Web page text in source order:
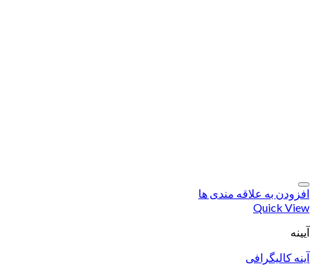
افزودن به علاقه مندی ها
Quick View
آیینه
آینه کالیگرافی